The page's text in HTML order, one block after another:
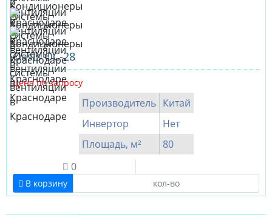
Оasis OC-28
Цена по запросу
Производитель Китай
Инвертор
Нет
Площадь, м²
80
0
В корзину